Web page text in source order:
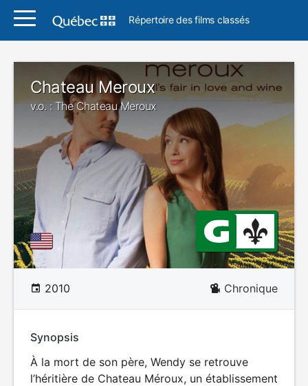
Répertoire des films classés
Chateau Meroux
v.o. : The Chateau Meroux
2010 Chronique
Synopsis
À la mort de son père, Wendy se retrouve
l’héritière de Chateau Méroux, un établissement